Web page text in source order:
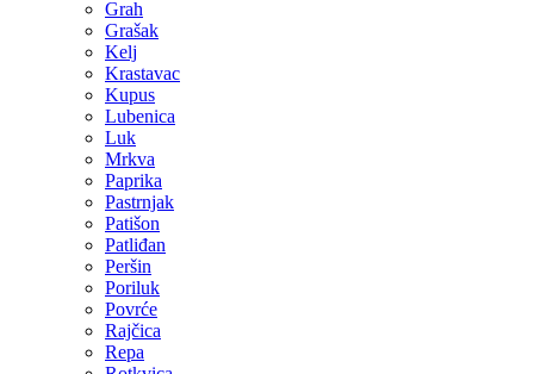
Grah
Grašak
Kelj
Krastavac
Kupus
Lubenica
Luk
Mrkva
Paprika
Pastrnjak
Patišon
Patliđan
Peršin
Poriluk
Povrće
Rajčica
Repa